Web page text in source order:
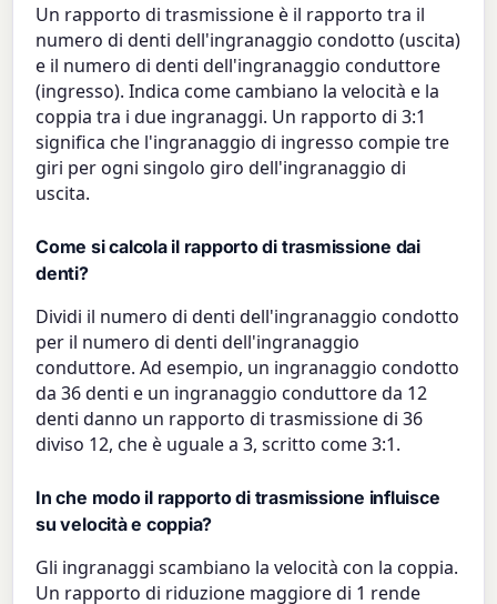
Un rapporto di trasmissione è il rapporto tra il
numero di denti dell'ingranaggio condotto (uscita)
e il numero di denti dell'ingranaggio conduttore
(ingresso). Indica come cambiano la velocità e la
coppia tra i due ingranaggi. Un rapporto di 3:1
significa che l'ingranaggio di ingresso compie tre
giri per ogni singolo giro dell'ingranaggio di
uscita.
Come si calcola il rapporto di trasmissione dai
denti?
Dividi il numero di denti dell'ingranaggio condotto
per il numero di denti dell'ingranaggio
conduttore. Ad esempio, un ingranaggio condotto
da 36 denti e un ingranaggio conduttore da 12
denti danno un rapporto di trasmissione di 36
diviso 12, che è uguale a 3, scritto come 3:1.
In che modo il rapporto di trasmissione influisce
su velocità e coppia?
Gli ingranaggi scambiano la velocità con la coppia.
Un rapporto di riduzione maggiore di 1 rende